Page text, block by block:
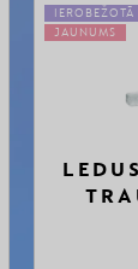
JAUNUMS